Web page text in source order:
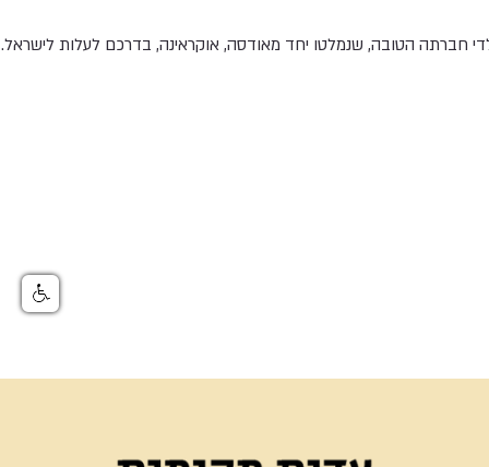
חברתה הטובה, שנמלטו יחד מאודסה, אוקראינה, בדרכם לעלות לישראל.